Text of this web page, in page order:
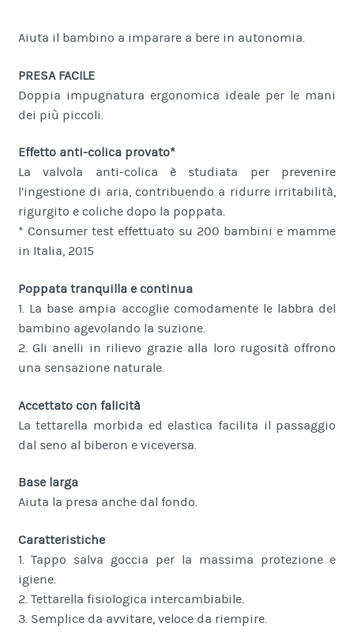
Aiuta il bambino a imparare a bere in autonomia.
PRESA FACILE
Doppia impugnatura ergonomica ideale per le mani
dei più piccoli.
Effetto anti-colica provato*
La valvola anti-colica è studiata per prevenire
l’ingestione di aria, contribuendo a ridurre irritabilità,
rigurgito e coliche dopo la poppata.
* Consumer test effettuato su 200 bambini e mamme
in Italia, 2015
Poppata tranquilla e continua
1. La base ampia accoglie comodamente le labbra del
bambino agevolando la suzione.
2. Gli anelli in rilievo grazie alla loro rugosità offrono
una sensazione naturale.
Accettato con falicità
La tettarella morbida ed elastica facilita il passaggio
dal seno al biberon e viceversa.
Base larga
Aiuta la presa anche dal fondo.
Caratteristiche
1. Tappo salva goccia per la massima protezione e
igiene.
2. Tettarella fisiologica intercambiabile.
3. Semplice da avvitare, veloce da riempire.